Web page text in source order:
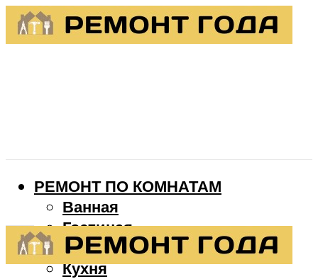
РЕМОНТ ПО КОМНАТАМ
Ванная
Гостиная
Детская
Кухня